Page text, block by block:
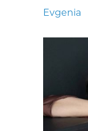
Evgenia